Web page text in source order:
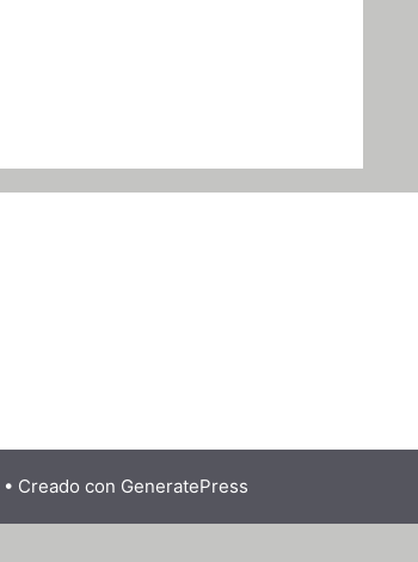
• Creado con GeneratePress